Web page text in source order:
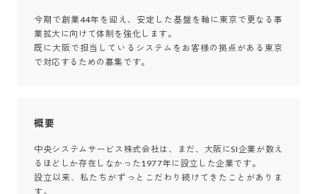
今期で創業44年を迎え、安定した基盤を軸に東京で更なる事
業拡大に向けて体制を強化します。
既に大阪で担当しているシステムをお客様の拠点がある東京
で対応するための募集です。
概要
中央システムサービス株式会社は、まだ、大阪にSI企業が数え
るほどしか存在しなかった1977年に設立した企業です。
設立以来、私たちがずっとこだわり続けてきたことがありま
す。